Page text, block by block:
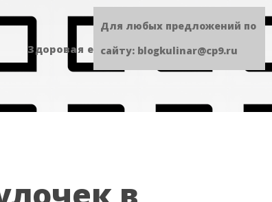
Здоровая еда Сладенькое
Для любых предложений по
сайту: blogkulinar@cp9.ru